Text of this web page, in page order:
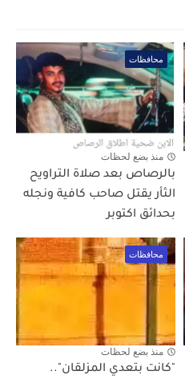
محافظات
منذ بضع لحظات
بالرصاص بعد صلاة التراويح
الثأر يقتل صاحب كافية ونجله
بحدائق اكتوبر
محافظات
منذ بضع لحظات
"كانت بتعدي المزلقان"..